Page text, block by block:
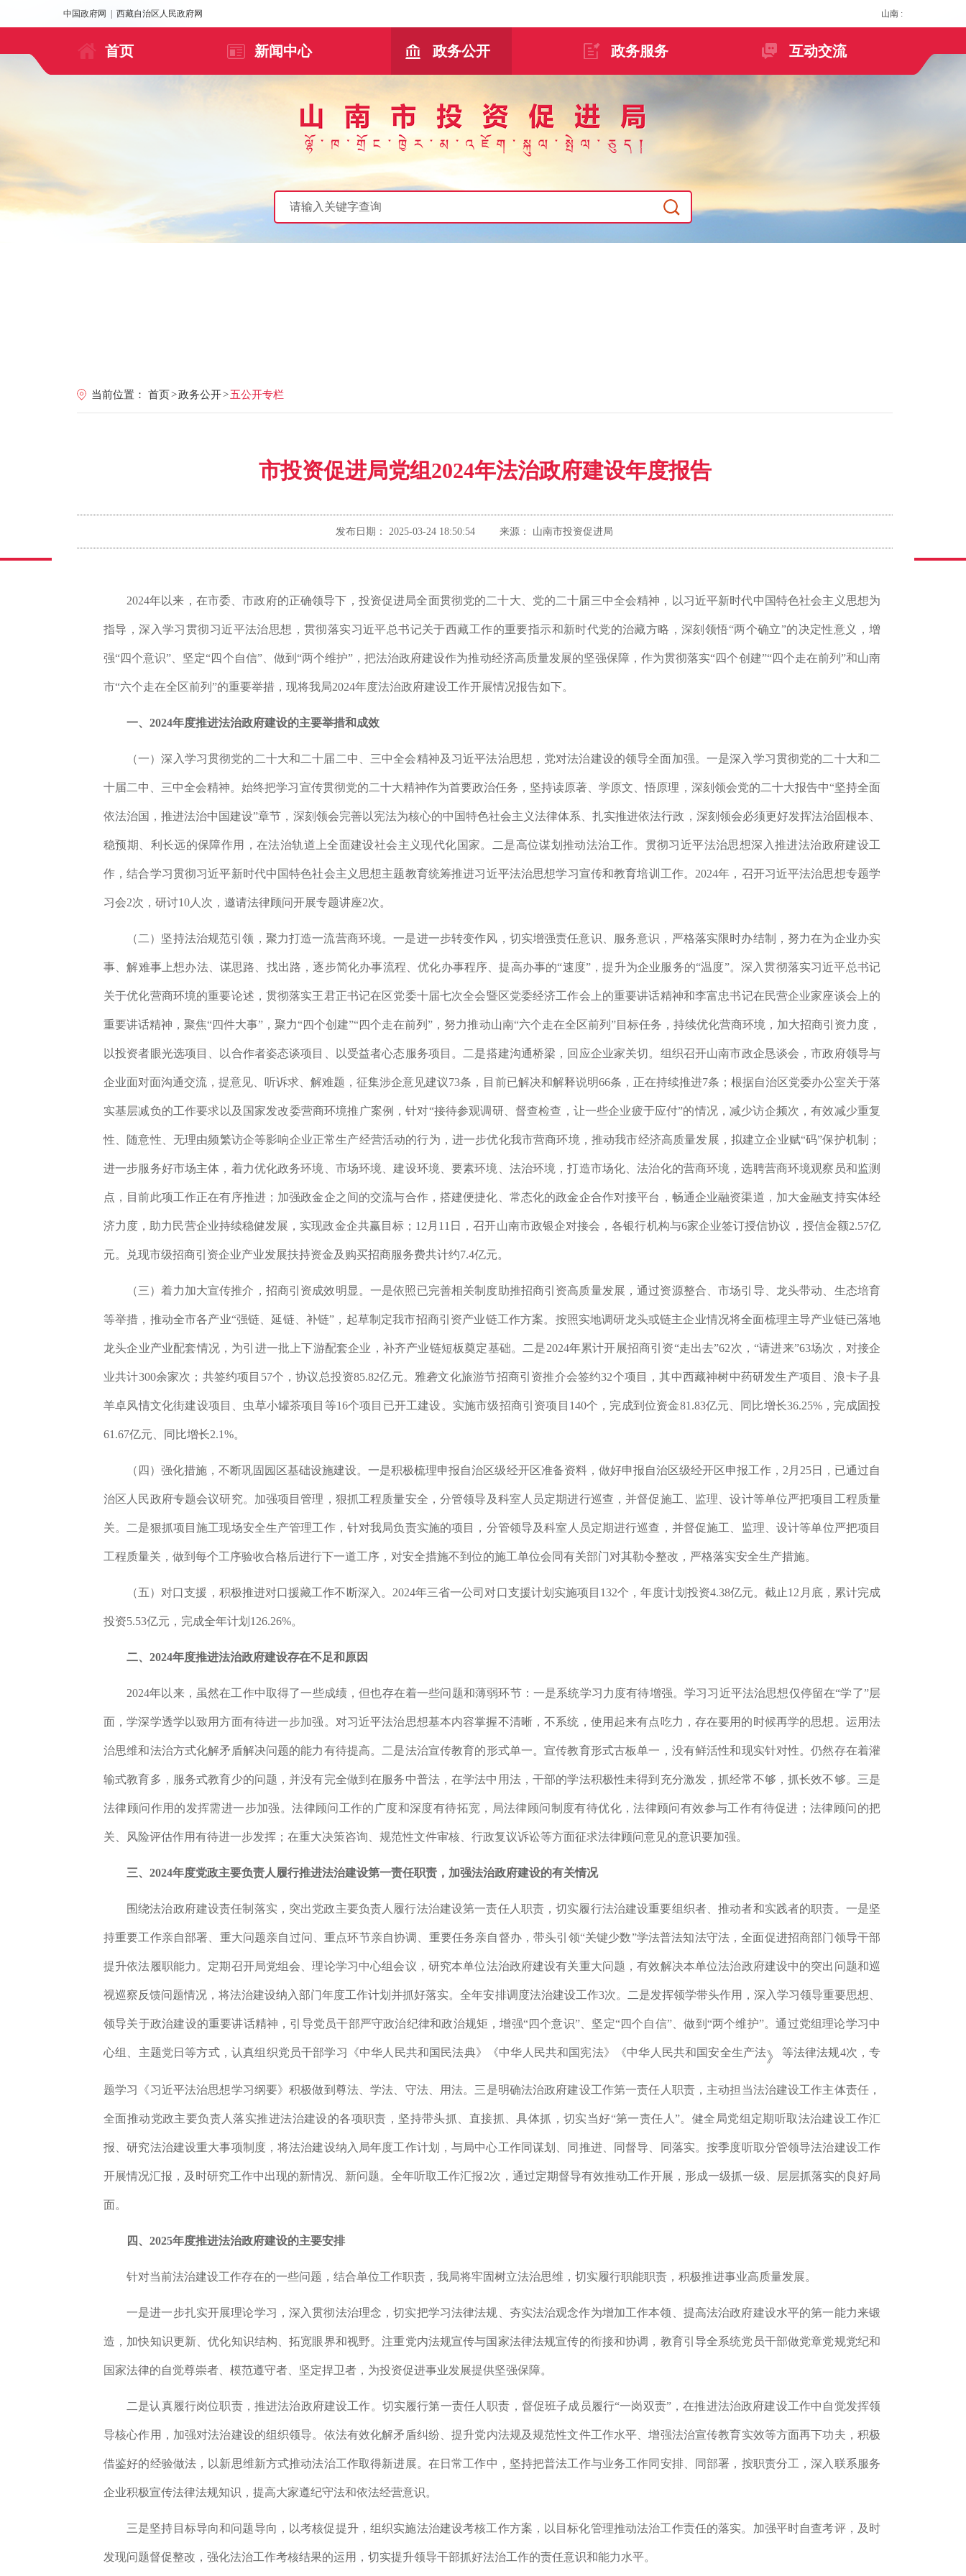
中国政府网 西藏自治区人民政府网 山南 :
首页 新闻中心 政务公开 政务服务 互动交流
当前位置： 首页>政务公开>五公开专栏
市投资促进局党组2024年法治政府建设年度报告
发布日期： 2025-03-24 18:50:54 来源： 山南市投资促进局
2024年以来，在市委、市政府的正确领导下，投资促进局全面贯彻党的二十大、党的二十届三中全会精神，以习近平新时代中国特色社会主义思想为
指导，深入学习贯彻习近平法治思想，贯彻落实习近平总书记关于西藏工作的重要指示和新时代党的治藏方略，深刻领悟“两个确立”的决定性意义，增
强“四个意识”、坚定“四个自信”、做到“两个维护”，把法治政府建设作为推动经济高质量发展的坚强保障 ，作为贯彻落实“四个创建”“四个走在前列”和山南
市“六个走在全区前列”的重要举措， 现将我局2024年度法治政府建设工作开展情况报告如下。
一、2024年度推进法治政府建设的主要举措和成效
（一）深入学习贯彻党的二十大和二十届二中、三中全会精神及习近平法治思想，党对法治建设的领导全面加强。一是深入学习贯彻党的二十大和二
十届二中、三中全会精神。始终把学习宣传贯彻党的二十大精神作为首要政治任务，坚持读原著、学原文、悟原理，深刻领会党的二十大报告中“坚持全面
依法治国，推进法治中国建设”章节，深刻领会完善以宪法为核心的中国特色社会主义法律体系、扎实推进依法行政，深刻领会必须更好发挥法治固根本、
稳预期、利 长远的保障作用，在法治轨道上全面建设社会主义现代化国家。 二是高位谋划推动法治工作。贯彻习近平法治思想深入推进法治政府建设工
作，结合学习贯彻习近平新时代中国特色社会主义思想主题教育统筹推进习近平法治思想学习宣传和教育培训工作。 2024年，召开习近平法治思想专题学
习会2次，研讨10 人次，邀请法律顾问开展专题讲座2次。
（二）坚持法治规范引领，聚力打造一流营商环境。一是进一步转变作风，切实增强责任意识、服务意识，严格落实限时办结制，努力在为企业办实
事、解难事上想办法、谋思路、找出路，逐步简化办事流程、优化办事程序、提高办事的“速度”，提升为企业服务的“温度”。 深入贯彻落实习近平总书记
关于优化营商环境的重要论述， 贯彻落实王君正书记在区党委十届七次全会暨区党委经济工作会上的重要讲话精神和李富忠书记在民营企业家座谈会上的
重要讲话精神，聚焦“四件大事”，聚力“四个创建”“四个走在前列”，努力推动山南“六个走在全区前列”目标任务，持续优化营商环境，加大招商引资力度，
以投资者眼光选项目、以合作者姿态谈项目、以受益者心态服务项目。 二是搭建沟通桥梁，回应企业家关切。组织召开山南市政企恳谈会，市政府领导与
企业面对面沟通交流，提意见、听诉求、解难题，征集涉企意见建议73条，目前已解决和解释说明66条，正在持续推进7条；根据自治区党委办公室关于落
实基层减负的工作要求以及国家发改委营商环境推广案例，针对“接待参观调研、督查检查，让一些企业疲于应付”的情况，减少访企频次，有效减少重复
性、随意性、无理由频繁访企等影响企业正常生产经营活动的行为，进一步优化我市营商环境，推动我市经济高质量发展，拟建立企业赋“码”保护机制；
进一步服务好市场主体，着力优化政务环境、市场环境、建设环境、要素环境、法治环境，打造市场化、法治化的营商环境，选聘营商环境观察员和监测
点，目前此项工作正在有序推进；加强政金企之间的交流与合作，搭建便捷化、常态化的政金企合作对接平台，畅通企业融资渠道，加大金融支持实体经
济力度，助力民营企业持续稳健发展，实现政金企共赢目标； 12 月 11 日，召开山南市政银企对接会，各银行机构与6家企业签订授信协议，授信金额2.57亿
元。 兑现市级招商引资企业产业发展扶持资金及购买招商服务费共计约7.4亿元。
（三）着力加大宣传推介，招商引资成效明显。 一是依照已完善相关制度助推招商引资高质量发展，通过资源整合、市场引导、龙头带动、生态培育
等举措，推动全市各产业“强链、延链、补链”，起草制定我市招商引资产业链工作方案。按照实地调研龙头或链主企业情况将全面梳理主导产业链已落地
龙头企业产业配套情况，为引进一批上下游配套企业，补齐产业链短板奠定基础。 二是2024年累计开展招商引资“走出去”62次，“请进来”63场次，对接企
业共计300余家次；共签约项目 57个，协议总投资85.82亿元。雅砻文化旅游节招商引资推介会签约32个项目，其中西藏神树中药研发生产项目、浪卡子县
羊卓风情文化街建设项目、虫草小罐茶项目等16个项目已开工建设。 实施市级招商引资项目 140个，完成到位资金81.83亿元、同比增长36.25% ，完成固投
61.67亿元、同比增长2.1%。
（四）强化措施，不断巩固园区基础设施建设。一是积极梳理申报自治区级经开区准备资料，做好申报自治区级经开区申报工作， 2 月 25日，已通过自
治区人民政府专题会议研究。加强项目管理，狠抓工程质量安全 ， 分管领导及科室人员定期进行巡查，并督促施工、监理、设计等单位严把项目工程质量
关。 二是狠抓项目施工现场安全生产管理工作， 针对我局负责实施的项目 ， 分管领导及科室人员定期进行巡查，并督促施工、监理、设计等单位严把项目
工程质量关，做到每个工序验收合格后进行下一道工序 ， 对安全措施不到位的施工单位会同有关部门对其勒令整改，严格落实安全生产措施。
（五）对口支援，积极推进对口援藏工作不断深入。 2024年三省一公司对口支援计划实施项目 132个，年度计划投资4.38亿元。截止12 月底，累计完成
投资5.53亿元，完成全年计划 126.26%。
二、2024年度推进法治政府建设存在不足和原因
2024年以来，虽然在工作中取得了一些成绩，但也存在着一些问题和薄弱环节： 一是系统学习力度有待增强。学习习近平法治思想仅停留在“学了”层
面，学深学透学以致用方面有待进一步加强。对习近平法治思想基本内容掌握不清晰，不系统，使用起来有点吃力，存在要用的时候再学的思想。运用法
治思维和法治方式化解矛盾解决问题的能力有待提高。 二是法治宣传教育的形式单一。宣传教育形式古板单一，没有鲜活性和现实针对性。仍然存在着灌
输式教育多，服务式教育少的问题，并没有完全做到在服务中普法，在学法中用法，干部的学法积极性未得到充分激发，抓经常不够，抓长效不够。 三是
法律顾问作用的发挥需进一步加强。法律顾问工作的广度和深度有待拓宽，局法律顾问制度有待优化，法律顾问有效参与工作有待促进；法律顾问的把
关、风险评估作用有待进一步发挥；在重大决策咨询、规范性文件审核、行政复议诉讼等方面征求法律顾问意见的意识要加强。
三、2024年度党政主要负责人履行推进法治建设第一责任职责，加强法治政府建设的有关情况
围绕法治政府建设责任制落实，突出党政主要负责人履行法治建设第一责任人职责，切实履行法治建设重要组织者、推动者和实践者的职责。 一是坚
持重要工作亲自部署、重大问题亲自过问、重点环节亲自协调、重要任务亲自督办，带头引领“关键少数”学法普法知法守法，全面促进招商部门领导干部
提升依法履职能力。 定期召开局党组会、理论学习中心组会议，研究本单位法治政府建设有关重大问题，有效解决本单位法治政府建设中的突出问题和巡
视巡察反馈问题情况，将法治建设纳入部门年度工作计划并抓好落实。全年安排调度法治建设工作3次。 二是发挥领学带头作用，深入学习领导重要思想、
领导关于政治建设的重要讲话精神，引导党员干部严守政治纪律和政治规矩，增强“四个意识”、坚定“四个自信”、做到 “两个维护”。通过党组理论学习中
心组、主题党日等方式，认真组 织党员干部学习《中华人民共和国民法典》《中华人民共和国宪法》 《中华人民共和国安全生产法》 等法律法规4次 ，专
题学习《习近平法治思想学习纲要》积极做到尊法、学法、守法、用法。 三是明确法治政府建设工作第一责任人职责，主动担当法治建设工作主体责任，
全面推动党政主要负责人落实推进法治建设的各项职责，坚持带头抓、直接抓、具体抓，切实当好“第一责任人”。健全局党组定期听取法治建设工作汇
报、研究法治建设重大事项制度，将法治建设纳入局年度工作计划，与局中心工作同谋划、同推进、同督导、同落实。按季度听取分管领导法治建设工作
开展情况汇报，及时研究工作中出现的新情况、新问题。全年听取工作汇报2次，通过定期督导有效推动工作开展，形成一级抓一级、层层抓落实的良好局
面。
四、2025年度推进法治政府建设的主要安排
针对当前法治建设工作存在的一些问题，结合单位工作职责， 我局将牢固树立法治思维，切实履行职能职责，积极推进事业高质量发展。
一是进一步扎实开展理论学习， 深入贯彻法治理念，切实把学习法律法规、夯实法治观念作为增加工作本领、提高法治政府建设水平的第一能力来锻
造，加快知识更新、优化知识结构、拓宽眼界和视野。注重党内法规宣传与国家法律法规宣传的衔接和协调，教育引导全系统党员干部做党章党规党纪和
国家法律的自觉尊崇者、模范遵守者、坚定捍卫者，为投资促进事业发展提供坚强保障。
二是认真履行岗位职责，推进法治政府建设工作。切实履行第一责任人职责，督促班子成员履行“一岗双责”，在推进法治政府建设工作中自觉发挥领
导核心作用，加强对法治建设的组织领导。 依法有效化解矛盾纠纷、提升党内法规及规范性文件工作水平、增强法治宣传教育实效等方面再下功夫，积极
借鉴好的经验做法，以新思维新方式推动法治工作取得新进展。 在日常工作中，坚持把普法工作与业务工作同安排、同部署，按职责分工，深入联系服务
企业积极宣传法律法规知识，提高大家遵纪守法和依法经营意识。
三是坚持目标导向和问题导向，以考核促提升，组织实施法治建设考核工作方案，以目标化管理推动法治工作责任的落实。加强平时自查考评，及时
发现问题督促整改，强化法治工作考核结果的运用，切实提升领导干部抓好法治工作的责任意识和能力水平。